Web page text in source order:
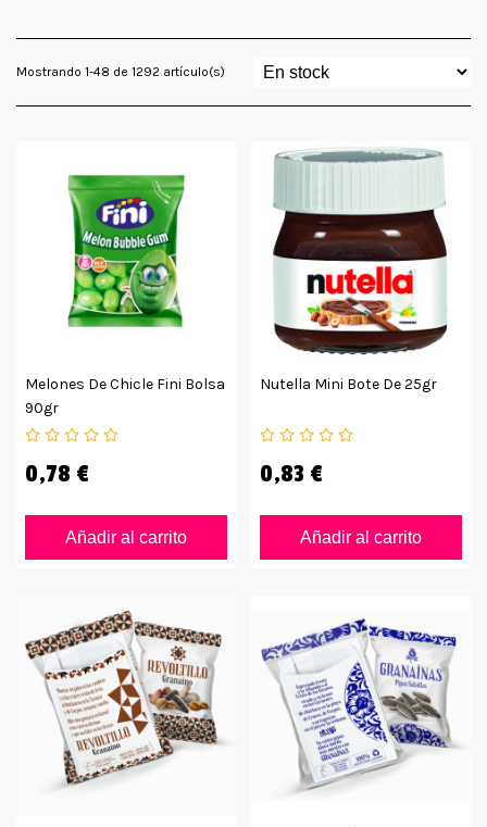
Mostrando 1-48 de 1292 artículo(s)
Melones De Chicle Fini Bolsa
90gr
0,78 €
Añadir al carrito
Nutella Mini Bote De 25gr
0,83 €
Añadir al carrito